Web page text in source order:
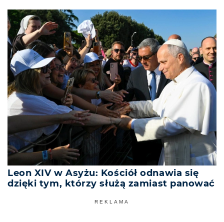
Leon XIV w Asyżu: Kościół odnawia się
dzięki tym, którzy służą zamiast panować
REKLAMA